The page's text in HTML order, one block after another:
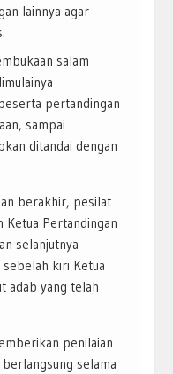
lainnya agar
salam
pertandingan
sampai
ditandai dengan
berakhir, pesilat
Ketua Pertandingan
selanjutnya
kiri Ketua
adab yang telah
penilaian
selama